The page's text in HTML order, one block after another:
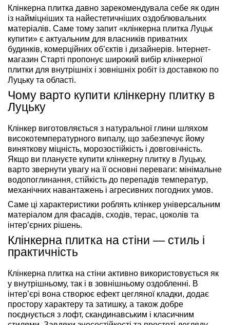
Клінкерна плитка давно зарекомендувала себе як один
із найміцніших та найестетичніших оздоблювальних
матеріалів. Саме тому запит «клінкерна плитка Луцьк
купити» є актуальним для власників приватних
будинків, комерційних об’єктів і дизайнерів. Інтернет-
магазин Старті пропонує широкий вибір клінкерної
плитки для внутрішніх і зовнішніх робіт із доставкою по
Луцьку та області.
Чому варто купити клінкерну плитку в
Луцьку
Клінкер виготовляється з натуральної глини шляхом
високотемпературного випалу, що забезпечує йому
виняткову міцність, морозостійкість і довговічність.
Якщо ви плануєте купити клінкерну плитку в Луцьку,
варто звернути увагу на її основні переваги: мінімальне
водопоглинання, стійкість до перепадів температур,
механічних навантажень і агресивних погодних умов.
Саме ці характеристики роблять клінкер універсальним
матеріалом для фасадів, сходів, терас, цоколів та
інтер’єрних рішень.
Клінкерна плитка на стіни — стиль і
практичність
Клінкерна плитка на стіни активно використовується як
у внутрішньому, так і в зовнішньому оздобленні. В
інтер’єрі вона створює ефект цегляної кладки, додає
простору характеру та затишку, а також добре
поєднується з лофт, скандинавським і класичним